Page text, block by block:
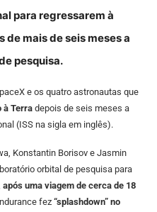
para regressarem à
mais de seis meses a
pesquisa.
e os quatro astronautas que
à Terradepois de seis meses a
(ISS na sigla em inglês).
Konstantin Borisov e Jasmin
orbital de pesquisa para
após uma viagem de cerca de 18
fez “splashdown” no